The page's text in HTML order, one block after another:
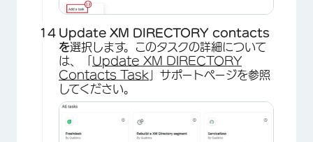
Update XM DIRECTORY contacts
を選択します。このタスクの詳細について
は、「 Update XM DIRECTORY
Contacts Task 」サポートページを参照
してください。